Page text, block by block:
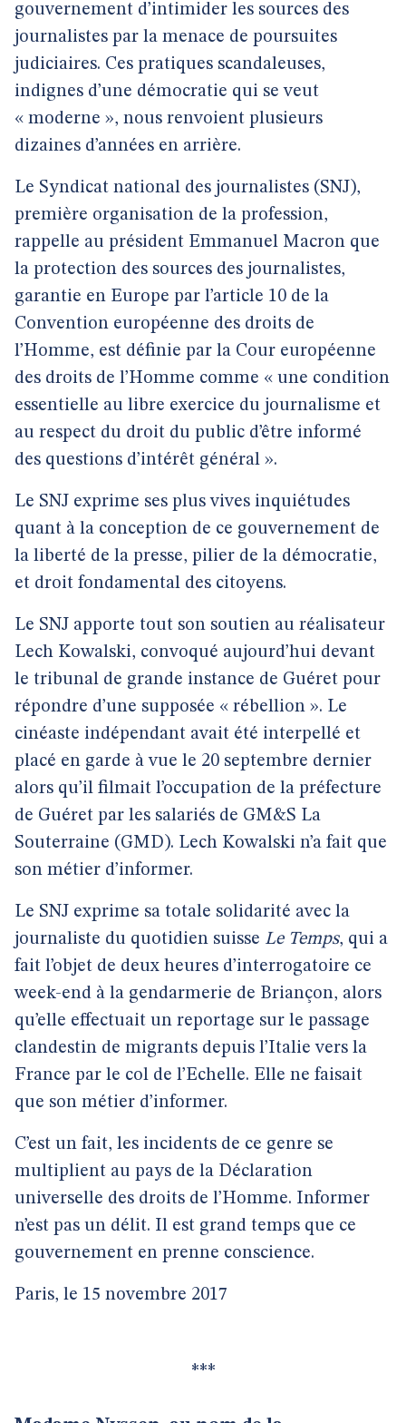
gouvernement d’intimider les sources des
journalistes par la menace de poursuites
judiciaires. Ces pratiques scandaleuses,
indignes d’une démocratie qui se veut
« moderne », nous renvoient plusieurs
dizaines d’années en arrière.
Le Syndicat national des journalistes (SNJ),
première organisation de la profession,
rappelle au président Emmanuel Macron que
la protection des sources des journalistes,
garantie en Europe par l’article 10 de la
Convention européenne des droits de
l’Homme, est définie par la Cour européenne
des droits de l’Homme comme « une condition
essentielle au libre exercice du journalisme et
au respect du droit du public d’être informé
des questions d’intérêt général ».
Le SNJ exprime ses plus vives inquiétudes
quant à la conception de ce gouvernement de
la liberté de la presse, pilier de la démocratie,
et droit fondamental des citoyens.
Le SNJ apporte tout son soutien au réalisateur
Lech Kowalski, convoqué aujourd’hui devant
le tribunal de grande instance de Guéret pour
répondre d’une supposée « rébellion ». Le
cinéaste indépendant avait été interpellé et
placé en garde à vue le 20 septembre dernier
alors qu’il filmait l’occupation de la préfecture
de Guéret par les salariés de GM&S La
Souterraine (GMD). Lech Kowalski n’a fait que
son métier d’informer.
Le SNJ exprime sa totale solidarité avec la
journaliste du quotidien suisse Le Temps, qui a
fait l’objet de deux heures d’interrogatoire ce
week-end à la gendarmerie de Briançon, alors
qu’elle effectuait un reportage sur le passage
clandestin de migrants depuis l’Italie vers la
France par le col de l’Echelle. Elle ne faisait
que son métier d’informer.
C’est un fait, les incidents de ce genre se
multiplient au pays de la Déclaration
universelle des droits de l’Homme. Informer
n’est pas un délit. Il est grand temps que ce
gouvernement en prenne conscience.
Paris, le 15 novembre 2017
***